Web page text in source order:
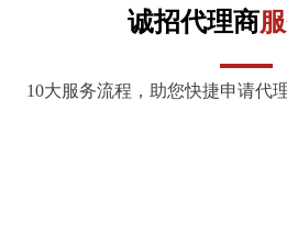
诚招代理商
10大服务流程，助您快捷申请代